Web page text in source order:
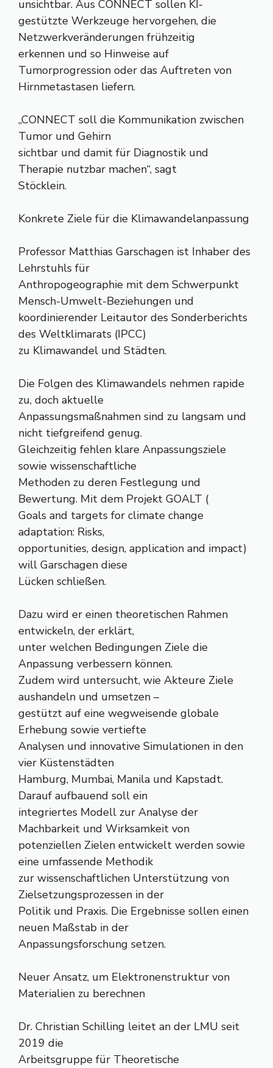
unsichtbar. Aus CONNECT sollen KI-
gestützte Werkzeuge hervorgehen, die
Netzwerkveränderungen frühzeitig
erkennen und so Hinweise auf
Tumorprogression oder das Auftreten von
Hirnmetastasen liefern.
„CONNECT soll die Kommunikation zwischen
Tumor und Gehirn
sichtbar und damit für Diagnostik und
Therapie nutzbar machen“, sagt
Stöcklein.
Konkrete Ziele für die Klimawandelanpassung
Professor Matthias Garschagen ist Inhaber des
Lehrstuhls für
Anthropogeographie mit dem Schwerpunkt
Mensch-Umwelt-Beziehungen und
koordinierender Leitautor des Sonderberichts
des Weltklimarats (IPCC)
zu Klimawandel und Städten.
Die Folgen des Klimawandels nehmen rapide
zu, doch aktuelle
Anpassungsmaßnahmen sind zu langsam und
nicht tiefgreifend genug.
Gleichzeitig fehlen klare Anpassungsziele
sowie wissenschaftliche
Methoden zu deren Festlegung und
Bewertung. Mit dem Projekt GOALT (
Goals and targets for climate change
adaptation: Risks,
opportunities, design, application and impact)
will Garschagen diese
Lücken schließen.
Dazu wird er einen theoretischen Rahmen
entwickeln, der erklärt,
unter welchen Bedingungen Ziele die
Anpassung verbessern können.
Zudem wird untersucht, wie Akteure Ziele
aushandeln und umsetzen –
gestützt auf eine wegweisende globale
Erhebung sowie vertiefte
Analysen und innovative Simulationen in den
vier Küstenstädten
Hamburg, Mumbai, Manila und Kapstadt.
Darauf aufbauend soll ein
integriertes Modell zur Analyse der
Machbarkeit und Wirksamkeit von
potenziellen Zielen entwickelt werden sowie
eine umfassende Methodik
zur wissenschaftlichen Unterstützung von
Zielsetzungsprozessen in der
Politik und Praxis. Die Ergebnisse sollen einen
neuen Maßstab in der
Anpassungsforschung setzen.
Neuer Ansatz, um Elektronenstruktur von
Materialien zu berechnen
Dr. Christian Schilling leitet an der LMU seit
2019 die
Arbeitsgruppe für Theoretische